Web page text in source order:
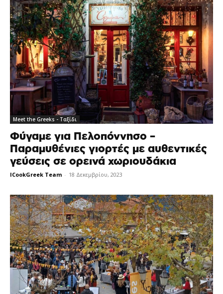
Meet the Greeks - Ταξίδι
Φύγαμε για Πελοπόννησο –
Παραμυθένιες γιορτές με αυθεντικές
γεύσεις σε ορεινά χωριουδάκια
ICookGreek Team - 18 Δεκεμβρίου, 2023